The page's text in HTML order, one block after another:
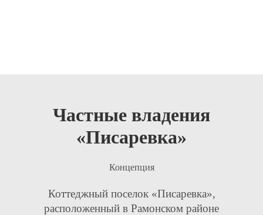
Частные владения
«Писаревка»
Концепция
Коттеджный поселок «Писаревка»,
расположенный в Рамонском районе